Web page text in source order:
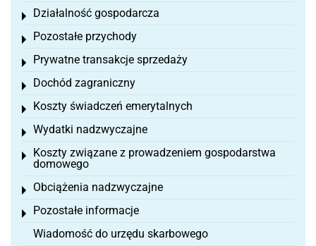
Działalność gospodarcza
Toggle menu
Pozostałe przychody
Toggle menu
Prywatne transakcje sprzedaży
Toggle menu
Dochód zagraniczny
Toggle menu
Koszty świadczeń emerytalnych
Toggle menu
Wydatki nadzwyczajne
Toggle menu
Koszty związane z prowadzeniem gospodarstwa
domowego
Toggle menu
Obciążenia nadzwyczajne
Toggle menu
Pozostałe informacje
Toggle menu
Wiadomość do urzędu skarbowego